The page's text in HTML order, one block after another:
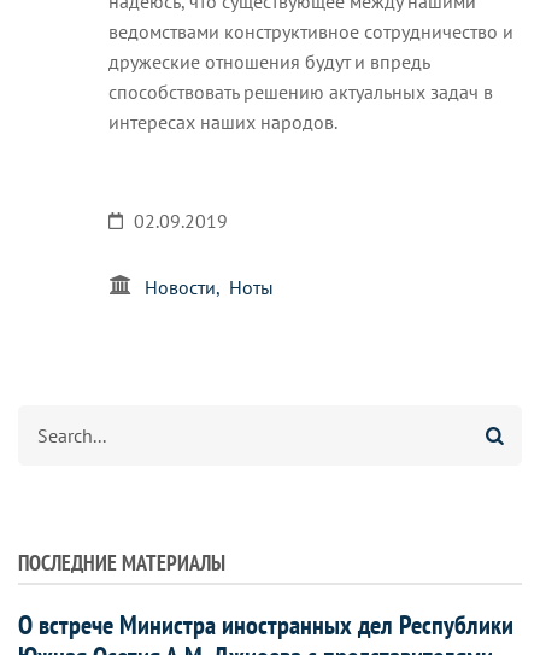
ведомствами конструктивное сотрудничество и
дружеские отношения будут и впредь
способствовать решению актуальных задач в
интересах наших народов.
02.09.2019
Новости Ноты
ПОСЛЕДНИЕ МАТЕРИАЛЫ
О встрече Министра иностранных дел Республики